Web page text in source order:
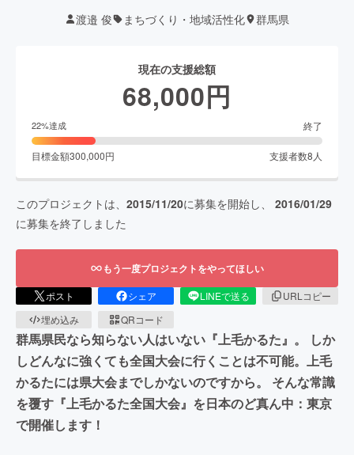
渡邉 俊 まちづくり・地域活性化 群馬県
現在の支援総額
68,000円
22%達成 終了
目標金額300,000円 支援者数8 人
このプロジェクトは、 2015/11/20に募集を開始し、 2016/01/29
に募集を終了しました
もう一度プロジェクトをやってほしい
ポスト シェア LINEで送る
URLコピー
埋め込み
QRコード
群馬県民なら知らない人はいない『上毛かるた』。 しか
しどんなに強くても全国大会に行くことは不可能。上毛
かるたには県大会までしかないのですから。 そんな常識
を覆す『上毛かるた全国大会』を日本のど真ん中：東京
で開催します！